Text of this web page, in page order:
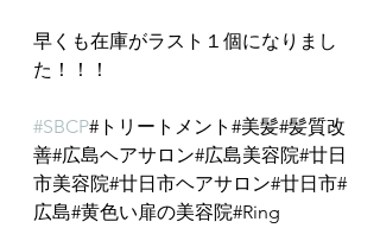
早くも在庫がラスト１個になりまし
た！！！
#SBCP#トリートメント#美髪#髪質改
善#広島ヘアサロン#広島美容院#廿日
市美容院#廿日市ヘアサロン#廿日市#
広島#黄色い扉の美容院#Ring